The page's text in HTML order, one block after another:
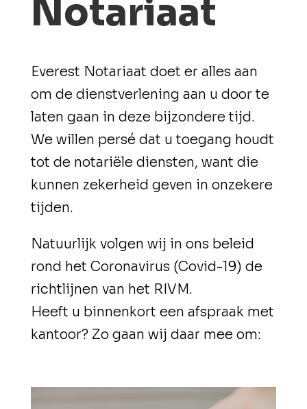
Notariaat
Everest Notariaat doet er alles aan
om de dienstverlening aan u door te
laten gaan in deze bijzondere tijd.
We willen persé dat u toegang houdt
tot de notariële diensten, want die
kunnen zekerheid geven in onzekere
tijden.
Natuurlijk volgen wij in ons beleid
rond het Coronavirus (Covid-19) de
richtlijnen van het RIVM.
Heeft u binnenkort een afspraak met
kantoor? Zo gaan wij daar mee om: